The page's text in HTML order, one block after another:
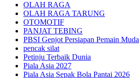
OLAH RAGA
OLAH RAGA TARUNG
OTOMOTIF
PANJAT TEBING
PBSI Genjot Persiapan Pemain Muda
pencak silat
Petinju Terbaik Dunia
Piala Asia 2027
Piala Asia Sepak Bola Pantai 2026